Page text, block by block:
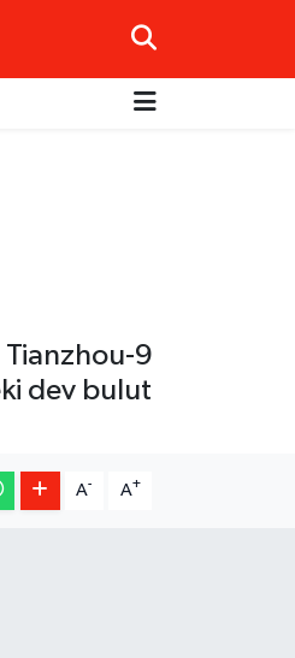
Tianzhou-9
dev bulut
A- A+